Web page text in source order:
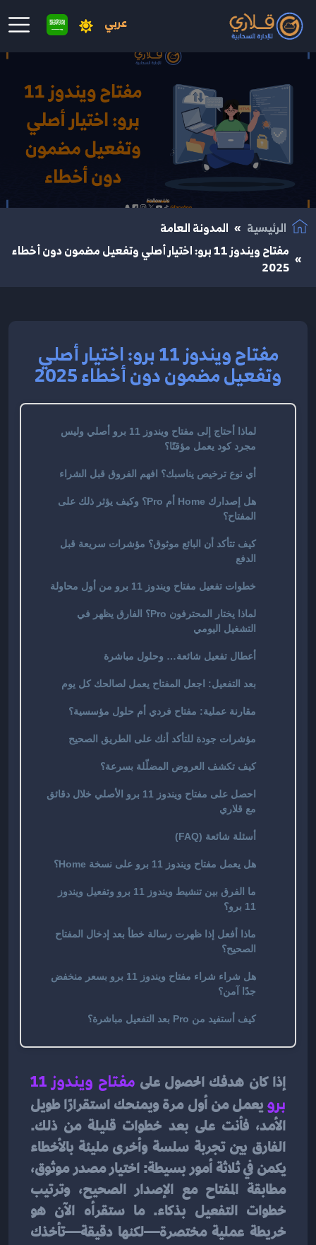
عربي
انتقال إلى المحتوى الرئيسي
الرئيسية
المدونة العامة
مفتاح ويندوز 11 برو: اختيار أصلي وتفعيل مضمون دون أخطاء
2025
مفتاح ويندوز 11 برو: اختيار أصلي
وتفعيل مضمون دون أخطاء 2025
لماذا أحتاج إلى مفتاح ويندوز 11 برو أصلي وليس
مجرد كود يعمل مؤقتًا؟
أي نوع ترخيص يناسبك؟ افهم الفروق قبل الشراء
هل إصدارك Home أم Pro؟ وكيف يؤثر ذلك على
المفتاح؟
كيف تتأكد أن البائع موثوق؟ مؤشرات سريعة قبل
الدفع
خطوات تفعيل مفتاح ويندوز 11 برو من أول محاولة
لماذا يختار المحترفون Pro؟ الفارق يظهر في
التشغيل اليومي
أعطال تفعيل شائعة… وحلول مباشرة
بعد التفعيل: اجعل المفتاح يعمل لصالحك كل يوم
مقارنة عملية: مفتاح فردي أم حلول مؤسسية؟
مؤشرات جودة للتأكد أنك على الطريق الصحيح
كيف تكشف العروض المضلّلة بسرعة؟
احصل على مفتاح ويندوز 11 برو الأصلي خلال دقائق
مع قلاري
أسئلة شائعة (FAQ)
هل يعمل مفتاح ويندوز 11 برو على نسخة Home؟
ما الفرق بين تنشيط ويندوز 11 برو وتفعيل ويندوز
11 برو؟
ماذا أفعل إذا ظهرت رسالة خطأ بعد إدخال المفتاح
الصحيح؟
هل شراء شراء مفتاح ويندوز 11 برو بسعر منخفض
جدًا آمن؟
كيف أستفيد من Pro بعد التفعيل مباشرة؟
إذا كان هدفك الحصول على
برو